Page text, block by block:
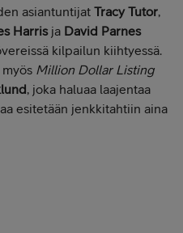
asiantuntijat Tracy Tutor,
Harrisja David Parnes
kilpailun kiihtyessä.
Million Dollar Listing
, joka haluaa laajentaa
esitetään jenkkitahtiin aina